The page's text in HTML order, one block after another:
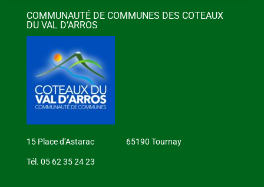
COMMUNAUTÉ DE COMMUNES DES COTEAUX
DU VAL D’ARROS
15 Place d’Astarac 65190 Tournay
Tél. 05 62 35 24 23